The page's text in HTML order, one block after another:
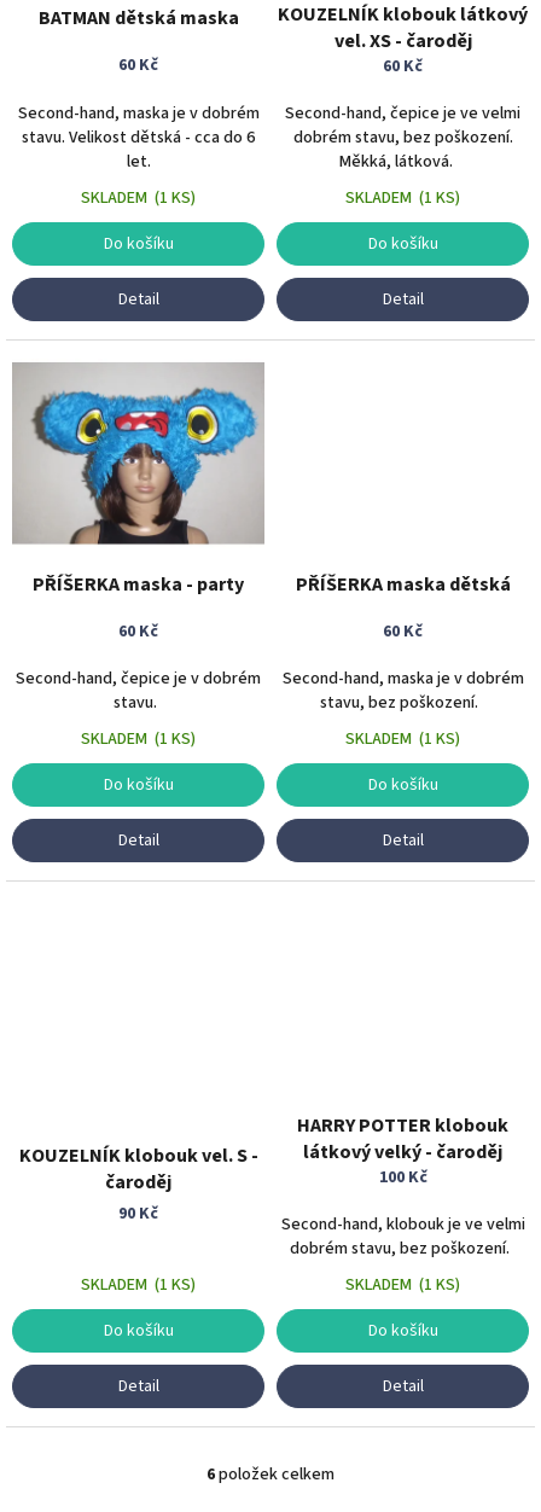
BATMAN dětská maska
60 Kč
Second-hand, maska je v dobrém
stavu. Velikost dětská - cca do 6
let.
SKLADEM (1 KS)
Do košíku
Detail
KOUZELNÍK klobouk látkový
vel. XS - čaroděj
60 Kč
Second-hand, čepice je ve velmi
dobrém stavu, bez poškození.
Měkká, látková.
SKLADEM (1 KS)
Do košíku
Detail
PŘÍŠERKA maska - party
60 Kč
Second-hand, čepice je v dobrém
stavu.
SKLADEM (1 KS)
Do košíku
Detail
PŘÍŠERKA maska dětská
60 Kč
Second-hand, maska je v dobrém
stavu, bez poškození.
SKLADEM (1 KS)
Do košíku
Detail
KOUZELNÍK klobouk vel. S -
čaroděj
90 Kč
SKLADEM (1 KS)
Do košíku
Detail
HARRY POTTER klobouk
látkový velký - čaroděj
100 Kč
Second-hand, klobouk je ve velmi
dobrém stavu, bez poškození.
SKLADEM (1 KS)
Do košíku
Detail
O
6položek celkem